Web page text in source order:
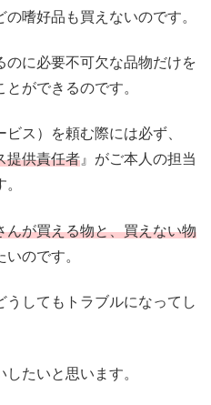
嗜好品も買えないのです。
のに必要不可欠な品物だけを
ができるのです。
ス）を頼む際には必ず、
提供責任者』がご本人の担当
んが買える物と、買えない物
のです。
うしてもトラブルになってし
たいと思います。